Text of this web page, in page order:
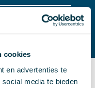
cookies
en advertenties te
media te bieden